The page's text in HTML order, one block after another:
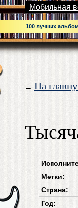
Мобильная
100 лучших
← На
Метки:
Страна:
Год: